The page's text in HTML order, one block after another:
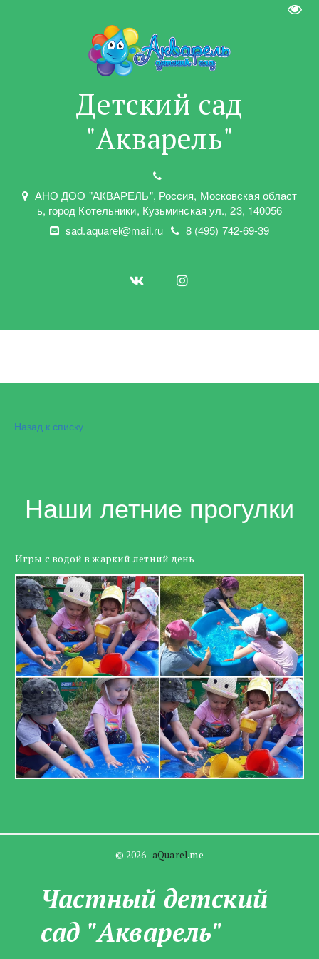
Детский сад
"Акварель"
АНО ДОО "АКВАРЕЛЬ", Россия, Московская област
ь, город Котельники, Кузьминская ул.,23, 140056
sad.aquarel@mail.ru
8 (495) 742-69-39
Назад к списку
Наши летние прогулки
Игры с водой в жаркий летний день
© 2026 aQuarel.me
Частны­­й детский
сад "Акварель"